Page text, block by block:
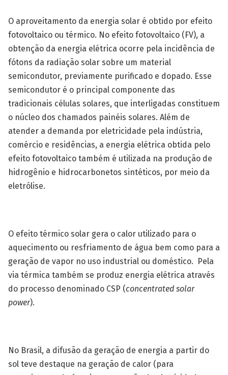
O aproveitamento da energia solar é obtido por efeito
fotovoltaico ou térmico. No efeito fotovoltaico (FV), a
obtenção da energia elétrica ocorre pela incidência de
fótons da radiação solar sobre um material
semicondutor, previamente purificado e dopado. Esse
semicondutor é o principal componente das
tradicionais células solares, que interligadas constituem
o núcleo dos chamados painéis solares. Além de
atender a demanda por eletricidade pela indústria,
comércio e residências, a energia elétrica obtida pelo
efeito fotovoltaico também é utilizada na produção de
hidrogênio e hidrocarbonetos sintéticos, por meio da
eletrólise.
O efeito térmico solar gera o calor utilizado para o
aquecimento ou resfriamento de água bem como para a
geração de vapor no uso industrial ou doméstico. Pela
via térmica também se produz energia elétrica através
do processo denominado CSP (concentrated solar
power).
No Brasil, a difusão da geração de energia a partir do
sol teve destaque na geração de calor (para